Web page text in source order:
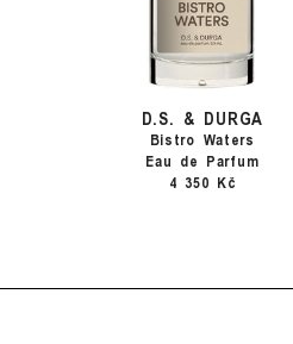
D.S. & DURGA
Bistro Waters
Eau de Parfum
4 350 Kč